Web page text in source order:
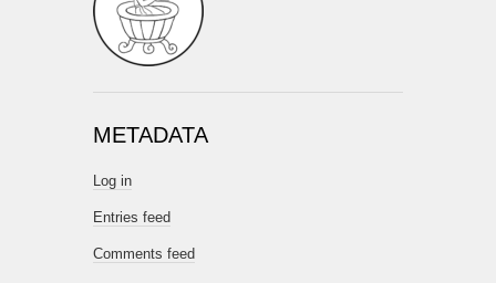
METADATA
Log in
Entries feed
Comments feed